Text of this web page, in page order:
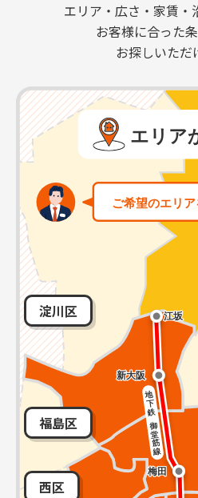
エリア・広さ・家賃・
お客様に合った
お探しいただ
淀川区
福島区
西区